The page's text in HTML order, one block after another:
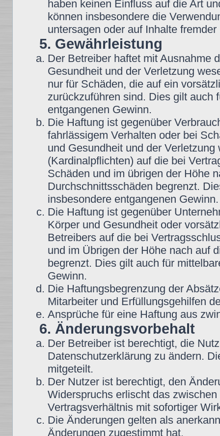
haben keinen Einfluss auf die Art
können insbesondere die
untersagen oder auf Inhalte
5. Gewährleistung
Der Betreiber haftet mit Ausnahme
Gesundheit und der Verletzung
nur für Schäden, die auf ein
zurückzuführen sind. Dies gilt auch
entgangenen Gewinn.
Die Haftung ist gegenüber
fahrlässigem Verhalten oder bei
und Gesundheit und der
(Kardinalpflichten) auf die bei
Schäden und im übrigen der Höhe
Durchschnittsschäden begrenzt.
insbesondere entgangenen Gewinn.
Die Haftung ist gegenüber
Körper und Gesundheit oder
Betreibers auf die bei
und im Übrigen der Höhe nach auf
begrenzt. Dies gilt auch für
Gewinn.
Die Haftungsbegrenzung der
Mitarbeiter und Erfüllungsgehilfen
Ansprüche für eine Haftung aus
6. Änderungsvorbehalt
Der Betreiber ist berechtigt, die
Datenschutzerklärung zu ändern.
mitgeteilt.
Der Nutzer ist berechtigt, den
Widerspruchs erlischt das
Vertragsverhältnis mit sofortiger
Die Änderungen gelten als
Änderungen zugestimmt hat.